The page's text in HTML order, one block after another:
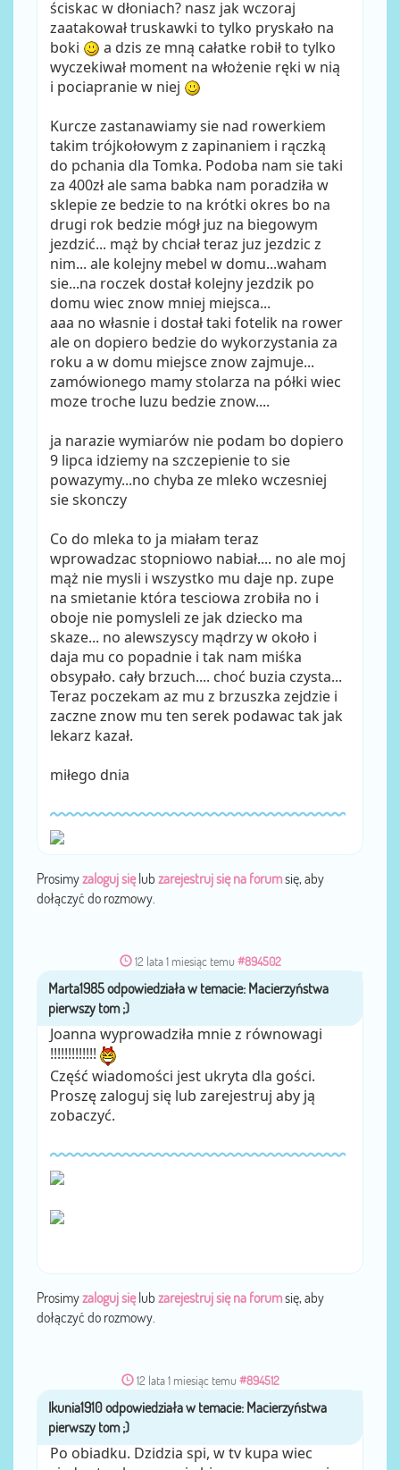
ściskac w dłoniach? nasz jak wczoraj
zaatakował truskawki to tylko pryskało na
boki
a dzis ze mną całatke robił to tylko
wyczekiwał moment na włożenie ręki w nią
i pociapranie w niej
Kurcze zastanawiamy sie nad rowerkiem
takim trójkołowym z zapinaniem i rączką
do pchania dla Tomka. Podoba nam sie taki
za 400zł ale sama babka nam poradziła w
sklepie ze bedzie to na krótki okres bo na
drugi rok bedzie mógł juz na biegowym
jezdzić... mąż by chciał teraz juz jezdzic z
nim... ale kolejny mebel w domu...waham
sie...na roczek dostał kolejny jezdzik po
domu wiec znow mniej miejsca...
aaa no własnie i dostał taki fotelik na rower
ale on dopiero bedzie do wykorzystania za
roku a w domu miejsce znow zajmuje...
zamówionego mamy stolarza na półki wiec
moze troche luzu bedzie znow....
ja narazie wymiarów nie podam bo dopiero
9 lipca idziemy na szczepienie to sie
powazymy...no chyba ze mleko wczesniej
sie skonczy
Co do mleka to ja miałam teraz
wprowadzac stopniowo nabiał.... no ale moj
mąż nie mysli i wszystko mu daje np. zupe
na smietanie która tesciowa zrobiła no i
oboje nie pomysleli ze jak dziecko ma
skaze... no alewszyscy mądrzy w około i
daja mu co popadnie i tak nam miśka
obsypało. cały brzuch.... choć buzia czysta...
Teraz poczekam az mu z brzuszka zejdzie i
zaczne znow mu ten serek podawac tak jak
lekarz kazał.
miłego dnia
Prosimyzaloguj sięlub zarejestruj się na forumsię, aby
dołączyć do rozmowy.
12 lata 1 miesiąc temu #894502
przezMarta1985
Joanna wyprowadziła mnie z równowagi
!!!!!!!!!!!!!
Część wiadomości jest ukryta dla gości.
Proszę zaloguj się lub zarejestruj aby ją
zobaczyć.
Prosimyzaloguj sięlub zarejestruj się na forumsię, aby
dołączyć do rozmowy.
12 lata 1 miesiąc temu #894512
przezIkunia1910
Po obiadku. Dzidzia spi, w tv kupa wiec